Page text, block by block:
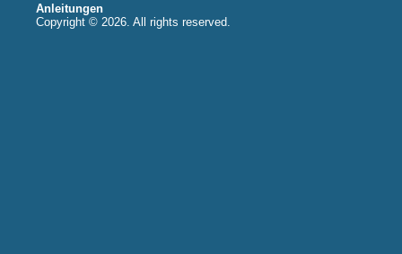
Anleitungen
Copyright © 2026. All rights reserved.